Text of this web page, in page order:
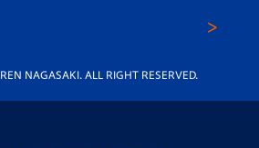
NAGASAKI. ALL RIGHT RESERVED.